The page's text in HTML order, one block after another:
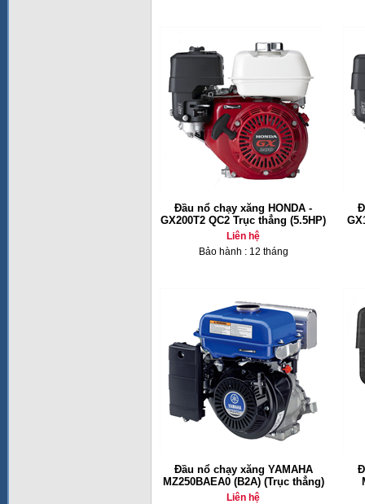
Đầu nổ chạy xăng HONDA -
GX200T2 QC2 Trục thẳng (5.5HP)
Liên hệ
Bảo hành : 12 tháng
Đầu nổ chạy xăng YAMAHA
MZ250BAEA0 (B2A) (Trục thẳng)
Liên hệ